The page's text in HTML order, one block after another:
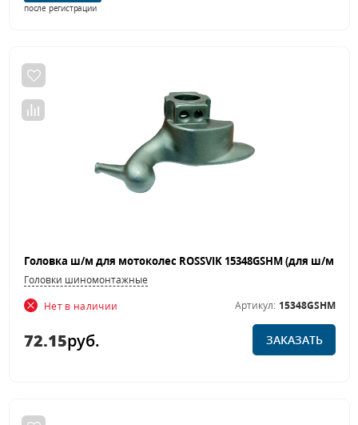
после регистрации
Головки шиномонтажные
Нет в наличии
Артикул: 15348GSHM
72.15руб. ЗАКАЗАТЬ